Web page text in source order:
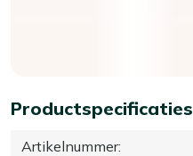
Productspecificaties
Artikelnummer: